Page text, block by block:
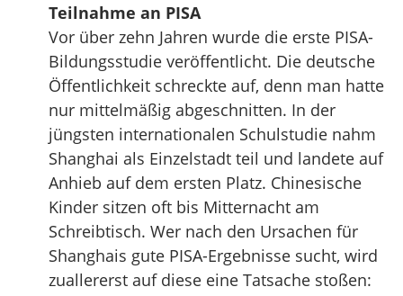
Teilnahme an PISA
Vor über zehn Jahren wurde die erste PISA-
Bildungsstudie veröffentlicht. Die deutsche
Öffentlichkeit schreckte auf, denn man hatte
nur mittelmäßig abgeschnitten. In der
jüngsten internationalen Schulstudie nahm
Shanghai als Einzelstadt teil und landete auf
Anhieb auf dem ersten Platz. Chinesische
Kinder sitzen oft bis Mitternacht am
Schreibtisch. Wer nach den Ursachen für
Shanghais gute PISA-Ergebnisse sucht, wird
zuallererst auf diese eine Tatsache stoßen: